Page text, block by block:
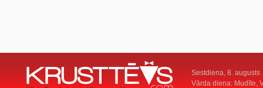
Sestdiena, 8. augusts
Vārda diena: Mudīte,